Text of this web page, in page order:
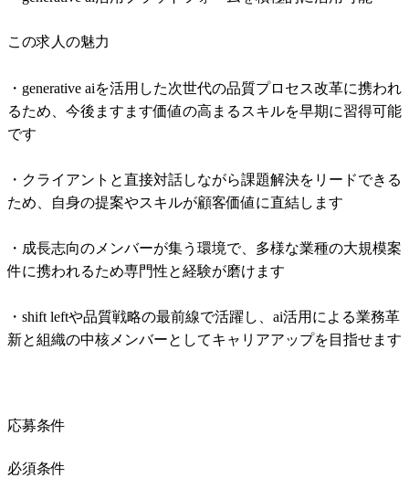
この求人の魅力
・generative aiを活用した次世代の品質プロセス改革に携われ
るため、今後ますます価値の高まるスキルを早期に習得可能
です
・クライアントと直接対話しながら課題解決をリードできる
ため、自身の提案やスキルが顧客価値に直結します
・成長志向のメンバーが集う環境で、多様な業種の大規模案
件に携われるため専門性と経験が磨けます
・shift leftや品質戦略の最前線で活躍し、ai活用による業務革
新と組織の中核メンバーとしてキャリアアップを目指せます
応募条件
必須条件